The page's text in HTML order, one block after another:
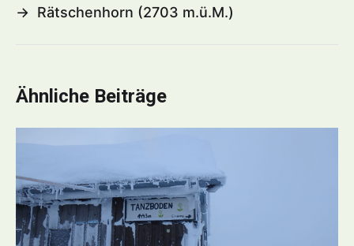
→ Rätschenhorn (2703 m.ü.M.)
Ähnliche Beiträge